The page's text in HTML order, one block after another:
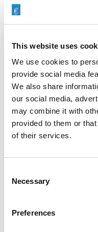
This website uses
We use cookies to
provide social media
We also share
our social media,
may combine it with
provided to them or
of their services.
Selection
Necessary
Preferences
EXTRUDE
限